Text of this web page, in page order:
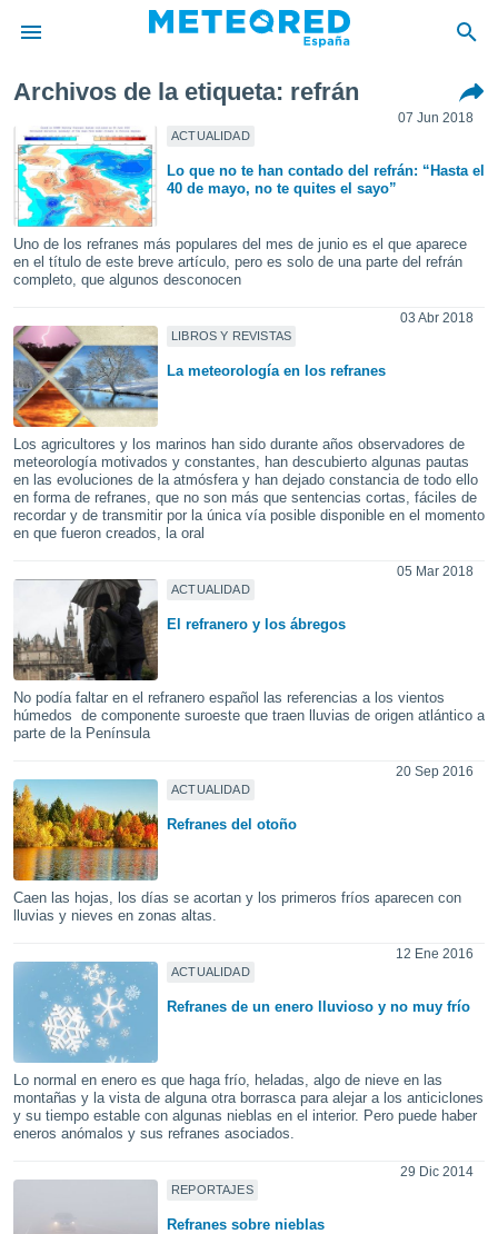
de
por
para
la
que se
calidad.
a este
y
forma
digital
basada
permite
contenido
coste.
a la
ya sean
nuestros
nos
y análisis
en
así como
en
más
nuestra
y
ACEPTAR
CONTINUAR
CONFIGURACIÓN
Archivos de la etiqueta: refrán
ACTUALIDAD
07 Jun 2018
Lo que no te han contado del refrán: “Hasta el
40 de mayo, no te quites el sayo”
Uno de los refranes más populares del mes de junio es el que aparece
en el título de este breve artículo, pero es solo de una parte del refrán
completo, que algunos desconocen
LIBROS Y REVISTAS
03 Abr 2018
La meteorología en los refranes
Los agricultores y los marinos han sido durante años observadores de
meteorología motivados y constantes, han descubierto algunas pautas
en las evoluciones de la atmósfera y han dejado constancia de todo ello
en forma de refranes, que no son más que sentencias cortas, fáciles de
recordar y de transmitir por la única vía posible disponible en el momento
en que fueron creados, la oral
ACTUALIDAD
05 Mar 2018
El refranero y los ábregos
No podía faltar en el refranero español las referencias a los vientos
húmedos de componente suroeste que traen lluvias de origen atlántico a
parte de la Península
ACTUALIDAD
20 Sep 2016
Refranes del otoño
Caen las hojas, los días se acortan y los primeros fríos aparecen con
lluvias y nieves en zonas altas.
ACTUALIDAD
12 Ene 2016
Refranes de un enero lluvioso y no muy frío
Lo normal en enero es que haga frío, heladas, algo de nieve en las
montañas y la vista de alguna otra borrasca para alejar a los anticiclones
y su tiempo estable con algunas nieblas en el interior. Pero puede haber
eneros anómalos y sus refranes asociados.
REPORTAJES
29 Dic 2014
Refranes sobre nieblas